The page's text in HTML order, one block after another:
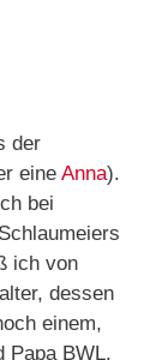
der
eine Anna).
bei
ich von
dessen
einem,
Papa BWL.